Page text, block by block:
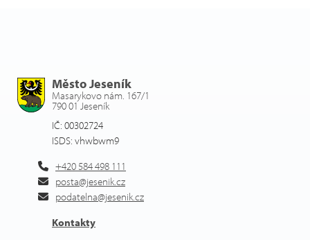
Město Jeseník
Masarykovo nám. 167/1
790 01 Jeseník
IČ: 00302724
ISDS: vhwbwm9
+420 584 498 111
posta@jesenik.cz
podatelna@jesenik.cz
Kontakty